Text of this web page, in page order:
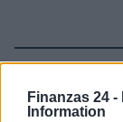
Finanzas 24 -
Information